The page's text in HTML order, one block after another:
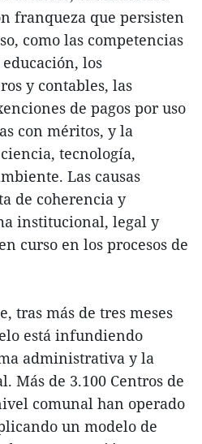
franqueza que persisten
como las competencias
los
y contables, las
de pagos por uso
con méritos, y la
tecnología,
Las causas
de coherencia y
institucional, legal y
curso en los procesos de
tras más de tres meses
está infundiendo
administrativa y la
Más de 3.100 Centros de
comunal han operado
un modelo de